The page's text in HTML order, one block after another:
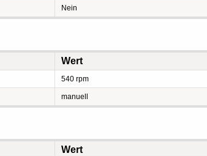
Nein
Wert
540 rpm
manuell
Wert